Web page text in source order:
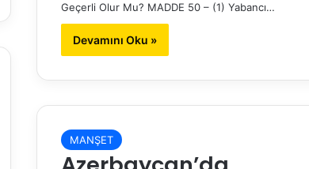
Geçerli Olur Mu? MADDE 50 – (1) Yabancı…
Devamını Oku »
MANŞET